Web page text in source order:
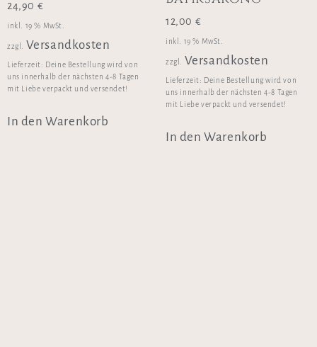
24,90 €
inkl. 19 % MwSt.
zzgl. Versandkosten
Lieferzeit: Deine Bestellung wird von
uns innerhalb der nächsten 4-8 Tagen
mit Liebe verpackt und versendet!
In den Warenkorb
12,00 €
inkl. 19 % MwSt.
zzgl. Versandkosten
Lieferzeit: Deine Bestellung wird von
uns innerhalb der nächsten 4-8 Tagen
mit Liebe verpackt und versendet!
In den Warenkorb